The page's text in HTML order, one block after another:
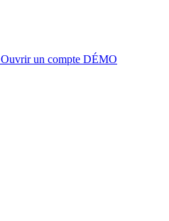
Ouvrir un compte DÉMO